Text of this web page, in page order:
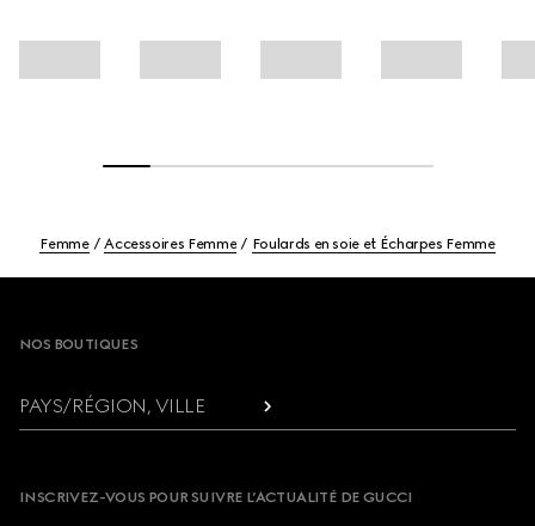
Femme Accessoires Femme Foulards en soie et Écharpes Femme
NOS BOUTIQUES
PAYS/RÉGION, VILLE
INSCRIVEZ-VOUS POUR SUIVRE L’ACTUALITÉ DE GUCCI